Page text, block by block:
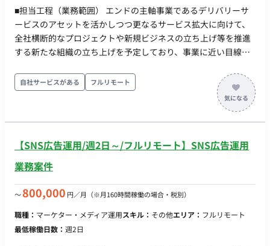
■担当工程（業務範囲） エンドの主軸事業であるデリバリーサ
ービスのアセットを活かしつつ更なるサービス拡大に向けて、
全社横断的なプロジェクトや新規ビジネスの立ち上げ等を推進
する新たな組織の立ち上げを予定しており、事業に近い目線で
す。 ■業務内容 ・経営陣から各セクションの現場レイヤーまで
幅広く接点を持ち、 事業・サービスの課題解決を推進するハ
ブとして、全社横断的な プロジェクトの組成・推進 ・既存の
枠組みを超えたサービス拡大のための新規ビジネスの企画立
自社サービスがある フルリモート
【SNS広告運用/週2日～/フルリモート】SNS広告運用
業務案件
〜800,000 円／月 （※月160時間稼働の場合・税別）
職種： マーケター・メディア運用スキル： その他エリア： フルリモート
最低稼働日数： 週2日